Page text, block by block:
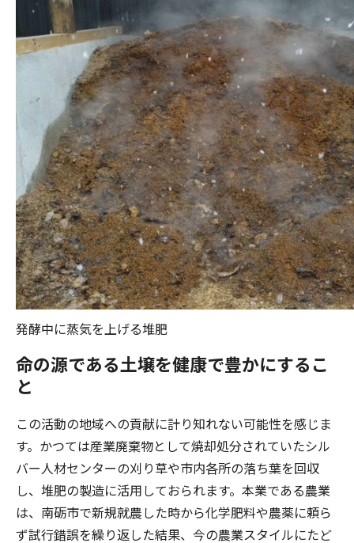
発酵中に蒸気を上げる堆肥
命の源である土壌を健康で豊かにするこ
と
この活動の地域への貢献に計り知れない可能性を感じま
す。かつては産業廃棄物として焼却処分されていたシル
バー人材センターの刈り草や市内各所の落ち葉を回収
し、堆肥の製造に活用しておられます。本業である農業
は、南砺市で新規就農した時から化学肥料や農薬に頼ら
ず試行錯誤を繰り返した結果、今の農業スタイルにたど